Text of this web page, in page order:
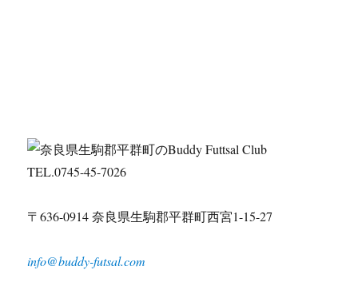
TEL.0745-45-7026
〒636-0914 奈良県生駒郡平群町西宮1-15-27
info@buddy-futsal.com